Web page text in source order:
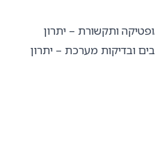
ובדיקות מערכת – יתרון